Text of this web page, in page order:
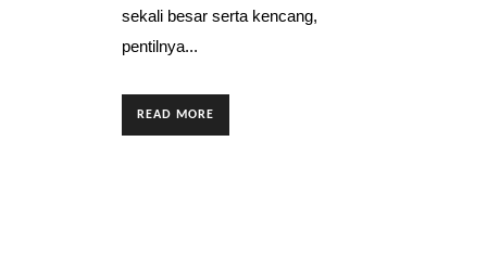
sekali besar serta kencang,
pentilnya...
READ MORE